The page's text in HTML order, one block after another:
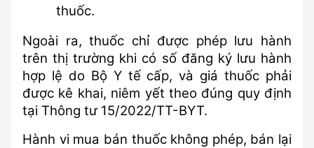
thuốc.
Ngoài ra, thuốc chỉ được phép lưu hành
trên thị trường khi có số đăng ký lưu hành
hợp lệ do Bộ Y tế cấp, và giá thuốc phải
được kê khai, niêm yết theo đúng quy định
tại Thông tư 15/2022/TT-BYT.
Hành vi mua bán thuốc không phép, bán lại